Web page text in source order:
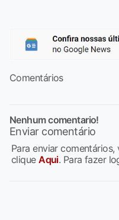
Comentários
Nenhum comentario!
Enviar comentário
Para enviar
cliqueAqui. Para fazer